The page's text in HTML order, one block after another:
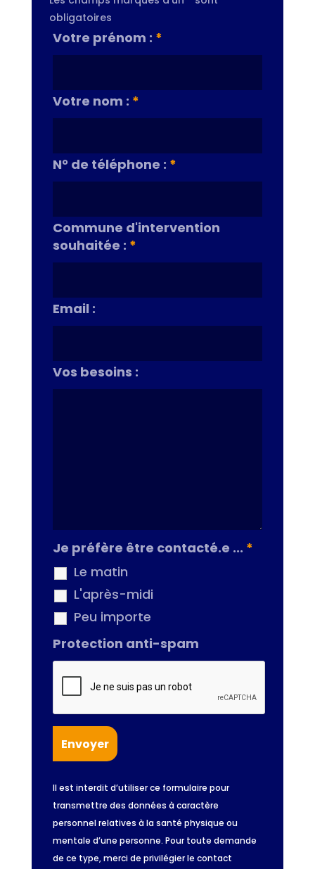
obligatoires
Votre prénom : *
Votre nom : *
N° de téléphone : *
Commune d'intervention
souhaitée : *
Email :
Vos besoins :
Je préfère être contacté.e ... *
Le matin
L'après-midi
Peu importe
Protection anti-spam
Il est interdit d’utiliser ce formulaire pour
transmettre des données à caractère
personnel relatives à la santé physique ou
mentale d’une personne. Pour toute demande
de ce type, merci de privilégier le contact